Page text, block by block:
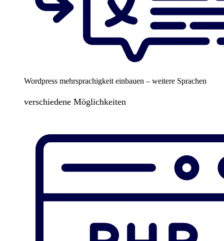
Wordpress mehrsprachigkeit einbauen – weitere Sprachen
verschiedene Möglichkeiten